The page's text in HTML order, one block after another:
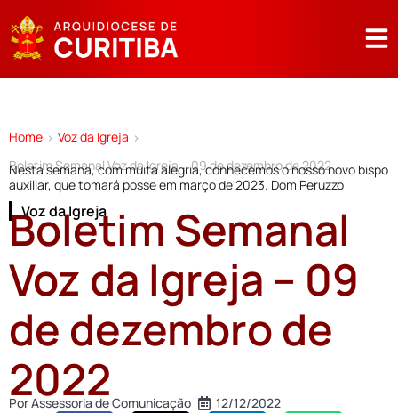
Home > Voz da Igreja >
Boletim Semanal Voz da Igreja – 09 de dezembro de 2022
Nesta semana, com muita alegria, conhecemos o nosso novo bispo
auxiliar, que tomará posse em março de 2023. Dom Peruzzo
Voz da Igreja
Boletim Semanal
Voz da Igreja – 09
de dezembro de
2022
PorAssessoria de Comunicação 12/12/2022